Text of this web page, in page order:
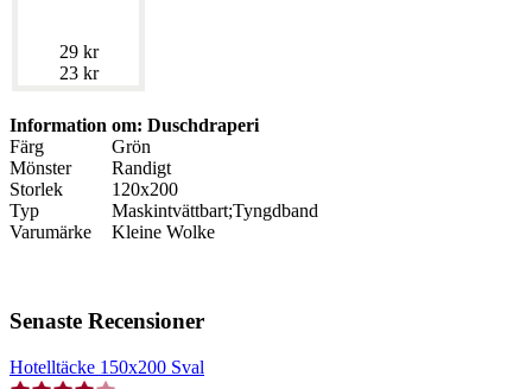
29 kr
23 kr
Information om: Duschdraperi
Färg
Grön
Mönster
Randigt
Storlek
120x200
Typ
Maskintvättbart;Tyngdband
Varumärke
Kleine Wolke
Senaste Recensioner
Hotelltäcke 150x200 Sval